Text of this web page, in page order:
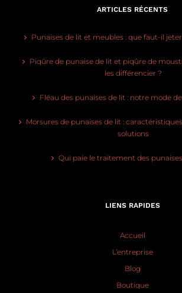
ARTICLES RÉCENTS
Punaises de lit et meubles : que faut-il
Piqûre de punaise de lit et piqûre de
les différencier ?
Fléau des punaises de lit : notre mode
Morsures de punaises de lit :
solutions
Qui paie le traitement des
LIENS RAPIDES
Accueil
L’entreprise
Blog
Boutique